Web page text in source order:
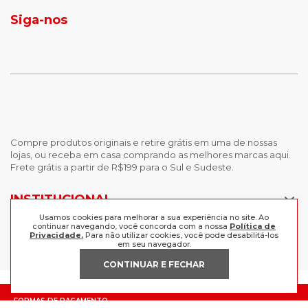
Usamos cookies para melhorar a sua experiência no site. Ao
continuar navegando, você concorda com a nossa Política de
Privacidade. Para não utilizar cookies, você pode desabilitá-los
em seu navegador.
CONTINUAR E FECHAR
calças femininas
Siga-nos
Compre produtos originais e retire grátis em uma de nossas
lojas, ou receba em casa comprando as melhores marcas aqui.
Frete grátis a partir de R$199 para o Sul e Sudeste.
INSTITUCIONAL
Nossas Lojas
Trabalhe Conosco
POLÍTICAS
Política de Privacidade
Trocas e devoluções
Política de pagamento
Fale Conosco
FORMAS DE PAGAMENTO